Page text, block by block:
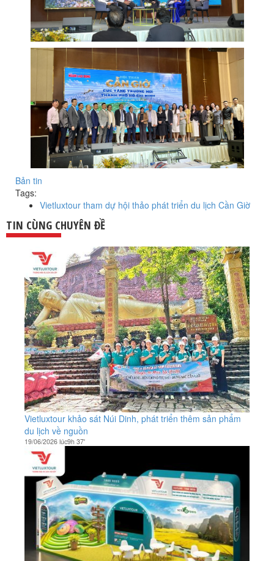
Bản tin
Tags:
Vietluxtour tham dự hội thảo phát triển du lịch Cần Giờ
TIN CÙNG CHUYÊN ĐỀ
Vietluxtour khảo sát Núi Dinh, phát triển thêm sản phẩm
du lịch về nguồn
19/06/2026 lúc9h 37'